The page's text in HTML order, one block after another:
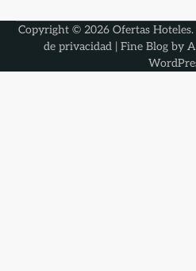
Copyright © 2026 Ofertas Hoteles.
de privacidad| Fine Blog by